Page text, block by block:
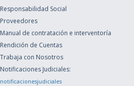
Responsabilidad Social
Proveedores
Manual de contratación e interventoría
Rendición de Cuentas
Trabaja con Nosotros
Notificaciones Judiciales:
notificacionesjudiciales